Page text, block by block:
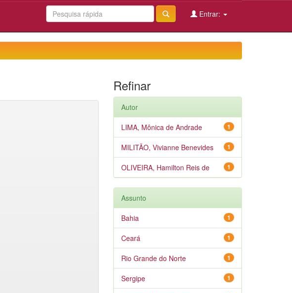
Entrar:
Refinar
Autor
1
LIMA, Mônica de Andrade
1
MILITÃO, Vivianne Benevides
1
OLIVEIRA, Hamilton Reis de
Assunto
1
Bahia
1
Ceará
1
Rio Grande do Norte
1
Sergipe